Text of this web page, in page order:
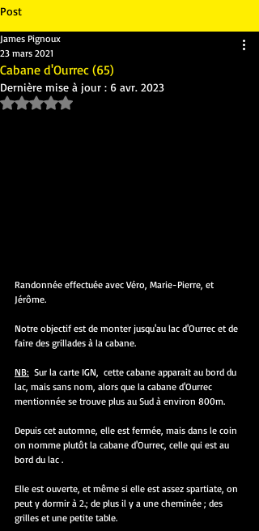
Post
Cabane d'Ourrec (65)
James Pignoux
23 mars 2021
Dernière mise à jour : 6 avr. 2023
Noté NaN étoiles sur 5.
Randonnée effectuée avec Véro, Marie-Pierre, et
Jérôme.
Notre objectif est de monter jusqu'au lac d'Ourrec et de
faire des grillades à la cabane.
NB:
  Sur la carte IGN,  cette cabane apparait au bord du
lac, mais sans nom, alors que la cabane d'Ourrec
mentionnée se trouve plus au Sud à environ 800m.
Depuis cet automne, elle est fermée, mais dans le coin
on nomme plutôt la cabane d'Ourrec, celle qui est au
bord du lac .
Elle est ouverte, et même si elle est assez spartiate, on
peut y dormir à 2.; de plus il y a une cheminée ; des
grilles et une petite table.